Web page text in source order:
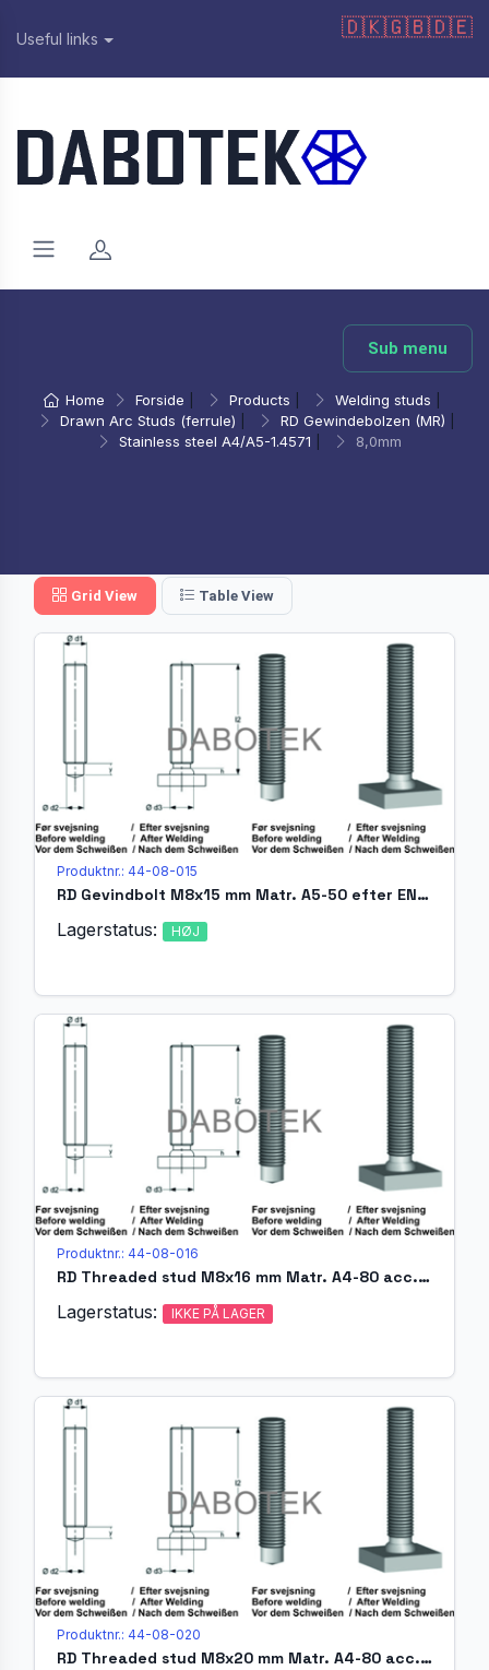
Useful links 🇩🇰🇬🇧🇩🇪
Sub menu
Home Forside Products Welding studs
Drawn Arc Studs (ferrule)
RD Gewindebolzen (MR)
Stainless steel A4/A5-1.4571
8,0mm
Grid View Table View
Produktnr.: 44-08-015
RD Gevindbolt M8x15 mm Matr. A5-50 efter EN ISO 13918 (MR)
Lagerstatus: HØJ
Produktnr.: 44-08-016
RD Threaded stud M8x16 mm Matr. A4-80 acc. EN ISO 13918 (MR)
Lagerstatus: IKKE PÅ LAGER
Produktnr.: 44-08-020
RD Threaded stud M8x20 mm Matr. A4-80 acc. EN ISO 13918 (MR)